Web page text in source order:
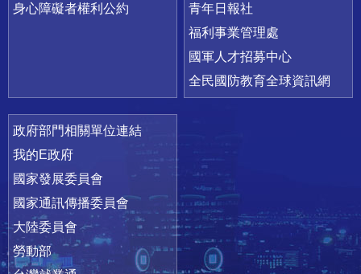
身心障礙者權利公約
青年日報社
福利事業管理處
國軍人才招募中心
全民國防教育全球資訊網
政府部門相關單位連結
我的E政府
國家發展委員會
國家通訊傳播委員會
大陸委員會
勞動部